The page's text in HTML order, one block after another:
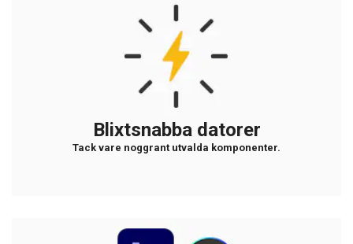
Blixtsnabba datorer
Tack vare noggrant utvalda komponenter.